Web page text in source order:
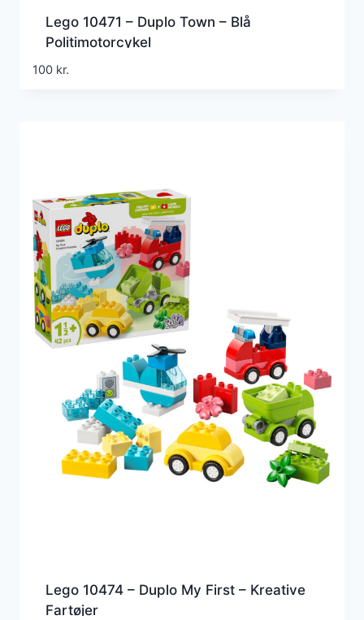
Lego 10471 – Duplo Town – Blå
Politimotorcykel
100 kr.
Lego 10474 – Duplo My First – Kreative
Fartøjer